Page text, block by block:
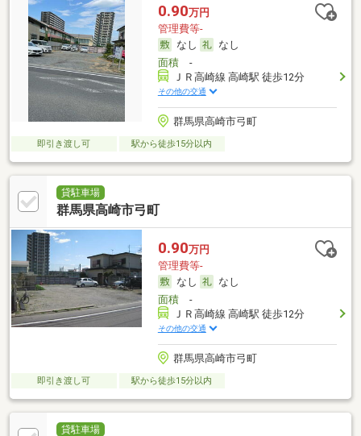
0.90万円
管理費等-
なし
なし
面積-
ＪＲ高崎線 高崎駅 徒歩12分
その他の交通
群馬県高崎市弓町
即引き渡し可 駅から徒歩15分以内
貸駐車場
群馬県高崎市弓町
0.90万円
管理費等-
なし
なし
面積-
ＪＲ高崎線 高崎駅 徒歩12分
その他の交通
群馬県高崎市弓町
即引き渡し可 駅から徒歩15分以内
貸駐車場